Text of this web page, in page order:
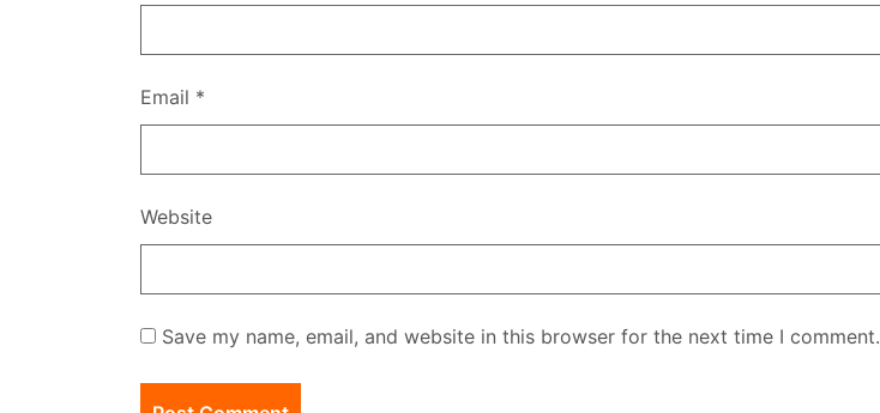
Email *
Website
Save my name, email, and website in this browser for the next time I comment.